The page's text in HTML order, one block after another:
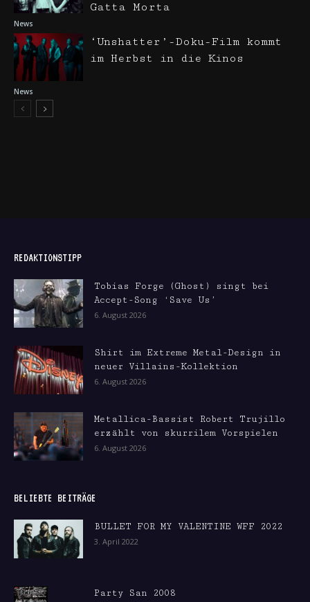
News
Gatta Morta
News
‘Unshatter’-Doku-Film kommt
im Herbst in die Kinos
REDAKTIONSTIPP
Tobias Forge (Ghost) singt bei
Accept-Song ‘Save Us’
6. August 2026
Shirt im Extreme Metal-Design in
neuer Villains-Kollektion
6. August 2026
Metallica-Bassist Robert Trujillo
erzählt von skurrilem Vorspielen
6. August 2026
BELIEBTE BEITRÄGE
BULLET FOR MY VALENTINE WFF 2022
3. April 2022
Party San 2008